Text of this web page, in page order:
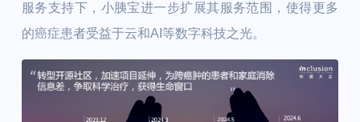
服务支持下，小胰宝进一步扩展其服务范围，使得更多
的癌症患者受益于云和AI等数字科技之光。